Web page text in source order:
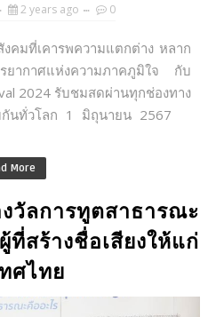
2 years ago 0
มที่เคารพความแตกต่าง หลาก
ยากาศแห่งความภาคภูมิใจ กับ
2024 รับชมสดผ่านทุกช่องทาง
กันทั่วโลก 1 มิถุนายน 2567
More
วัลการทูตสาธารณะ
ที่สร้างชื่อเสียงให้แก่
ศไทย